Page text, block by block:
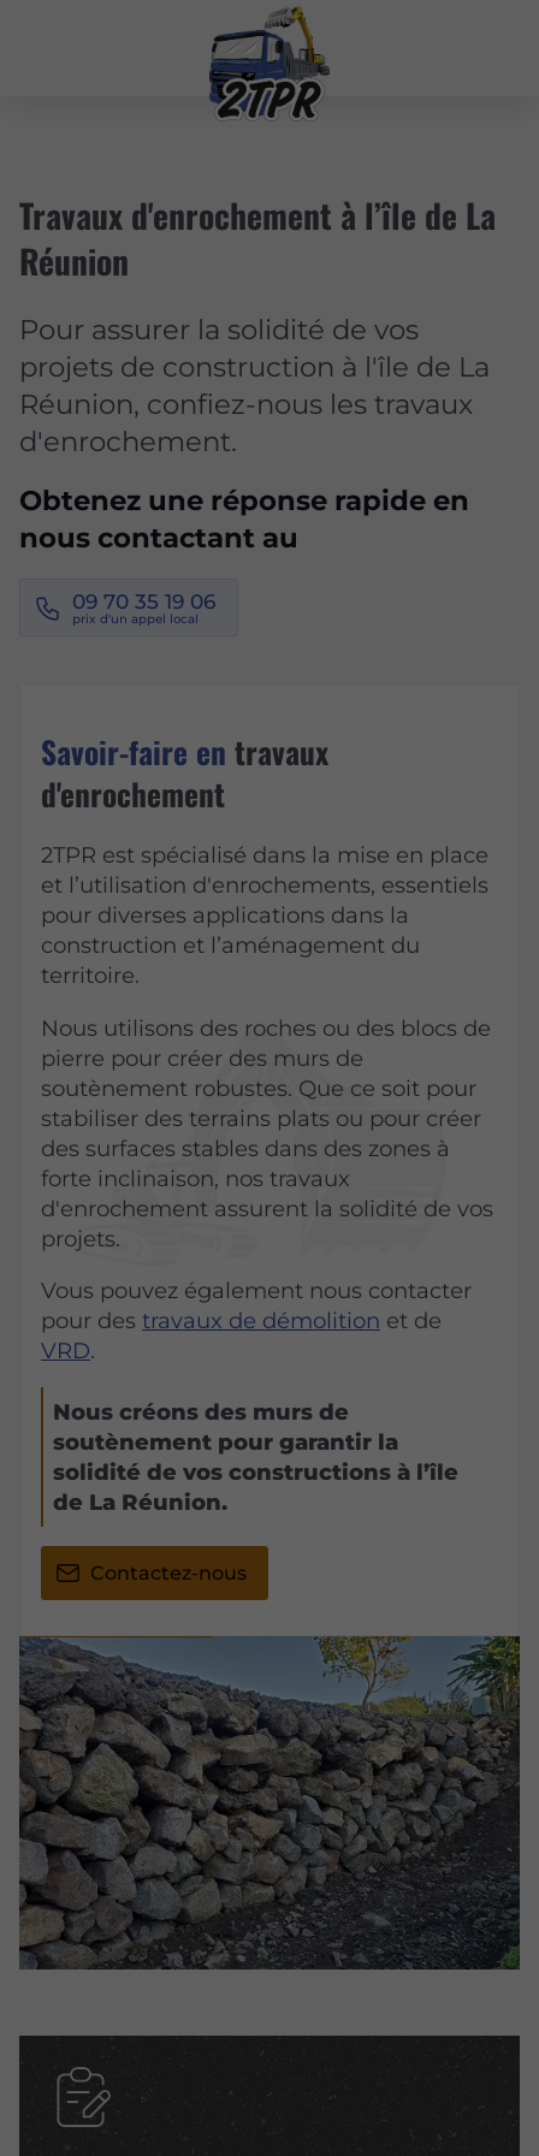
Travaux d'enrochement à l’île de La
Réunion
Pour assurer la solidité de vos
projets de construction à l'île de La
Réunion, confiez-nous les travaux
d'enrochement.
Obtenez une réponse rapide en
nous contactant au
09 70 35 19 06
Savoir-faire en travaux
d'enrochement
2TPR est spécialisé dans la mise en place
et l’utilisation d'enrochements, essentiels
pour diverses applications dans la
construction et l’aménagement du
territoire.
Nous utilisons des roches ou des blocs de
pierre pour créer des murs de
soutènement robustes. Que ce soit pour
stabiliser des terrains plats ou pour créer
des surfaces stables dans des zones à
forte inclinaison, nos travaux
d'enrochement assurent la solidité de vos
projets.
Vous pouvez également nous contacter
pour des travaux de démolition et de
VRD.
Nous créons des murs de
soutènement pour garantir la
solidité de vos constructions à l’île
de La Réunion.
Contactez-nous